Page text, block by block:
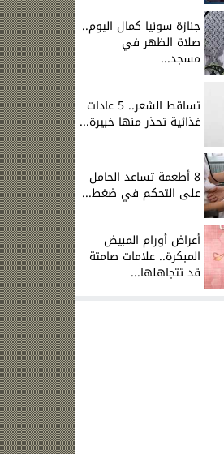
جنازة سونيا كمال اليوم..
صلاة الظهر في
مسجد...
تساقط الشعر.. 5 عادات
غذائية تحذر منها خبيرة...
8 أطعمة تساعد الحامل
على التحكم في ضغط...
أعراض أورام المبيض
المبكرة.. علامات صامتة
قد تتجاهلها...